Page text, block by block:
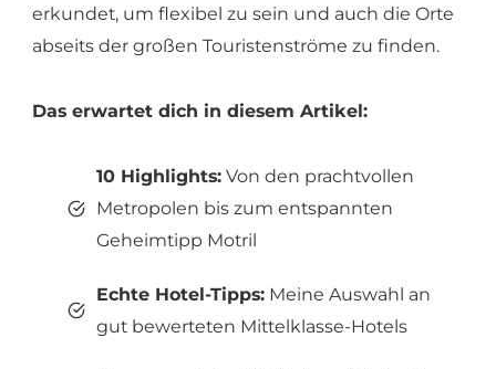
erkundet, um flexibel zu sein und auch die Orte
abseits der großen Touristenströme zu finden.
Das erwartet dich in diesem Artikel:
10 Highlights:Von den prachtvollen
Metropolen bis zum entspannten
Geheimtipp Motril
Echte Hotel-Tipps:Meine Auswahl an
gut bewerteten Mittelklasse-Hotels